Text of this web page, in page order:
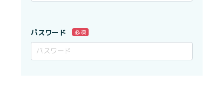
パスワード 必須